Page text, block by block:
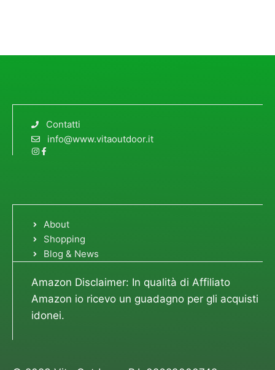
Contatti
info@www.vitaoutdoor.it
About
Shopping
Blog & News
Amazon Disclaimer: In qualità di Affiliato
Amazon io ricevo un guadagno per gli acquisti
idonei.